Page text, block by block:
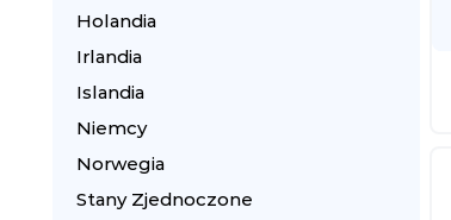
Holandia
Irlandia
Islandia
Niemcy
Norwegia
Stany Zjednoczone